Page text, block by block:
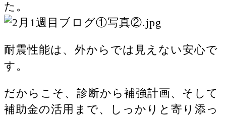
た。
耐震性能は、外からでは見えない安心で
す。
だからこそ、診断から補強計画、そして
補助金の活用まで、しっかりと寄り添っ